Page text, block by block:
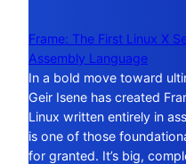
Frame: The First Linux X
Assembly Language
In a bold move toward
Geir Isene has created
Linux written entirely in
is one of those
for granted. It’s big,